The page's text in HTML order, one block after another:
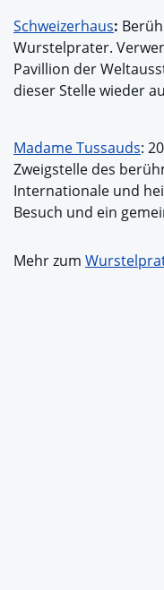
Schweizerhaus:
Wurstelprater.
Pavillion der
dieser Stelle wieder
Madame Tussauds:
Zweigstelle des
Internationale und
Besuch und ein
Mehr zum